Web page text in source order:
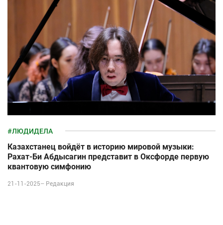
#ЛЮДИДЕЛА
Казахстанец войдёт в историю мировой музыки:
Рахат-Би Абдысагин представит в Оксфорде первую
квантовую симфонию
21-11-2025– Редакция